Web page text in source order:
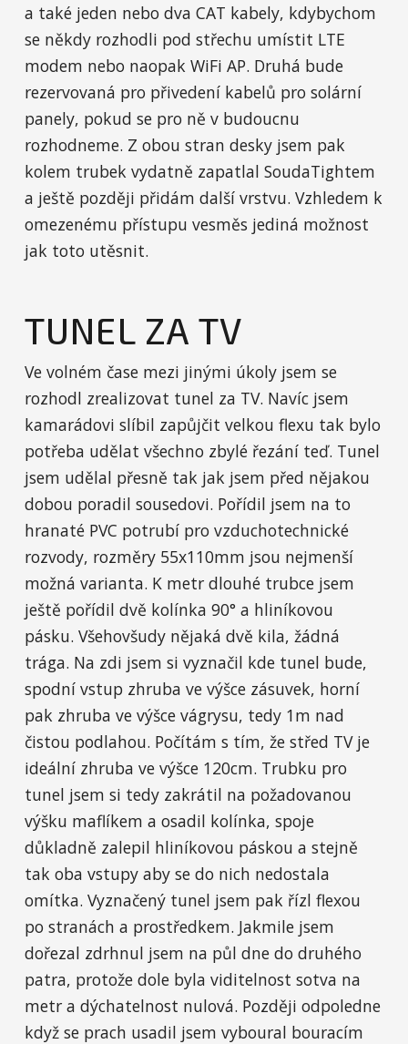
a také jeden nebo dva CAT kabely, kdybychom
se někdy rozhodli pod střechu umístit LTE
modem nebo naopak WiFi AP. Druhá bude
rezervovaná pro přivedení kabelů pro solární
panely, pokud se pro ně v budoucnu
rozhodneme. Z obou stran desky jsem pak
kolem trubek vydatně zapatlal SoudaTightem
a ještě později přidám další vrstvu. Vzhledem k
omezenému přístupu vesměs jediná možnost
jak toto utěsnit.
TUNEL ZA TV
Ve volném čase mezi jinými úkoly jsem se
rozhodl zrealizovat tunel za TV. Navíc jsem
kamarádovi slíbil zapůjčit velkou flexu tak bylo
potřeba udělat všechno zbylé řezání teď. Tunel
jsem udělal přesně tak jak jsem před nějakou
dobou poradil sousedovi. Pořídil jsem na to
hranaté PVC potrubí pro vzduchotechnické
rozvody, rozměry 55x110mm jsou nejmenší
možná varianta. K metr dlouhé trubce jsem
ještě pořídil dvě kolínka 90° a hliníkovou
pásku. Všehovšudy nějaká dvě kila, žádná
trága. Na zdi jsem si vyznačil kde tunel bude,
spodní vstup zhruba ve výšce zásuvek, horní
pak zhruba ve výšce vágrysu, tedy 1m nad
čistou podlahou. Počítám s tím, že střed TV je
ideální zhruba ve výšce 120cm. Trubku pro
tunel jsem si tedy zakrátil na požadovanou
výšku maflíkem a osadil kolínka, spoje
důkladně zalepil hliníkovou páskou a stejně
tak oba vstupy aby se do nich nedostala
omítka. Vyznačený tunel jsem pak řízl flexou
po stranách a prostředkem. Jakmile jsem
dořezal zdrhnul jsem na půl dne do druhého
patra, protože dole byla viditelnost sotva na
metr a dýchatelnost nulová. Později odpoledne
když se prach usadil jsem vyboural bouracím